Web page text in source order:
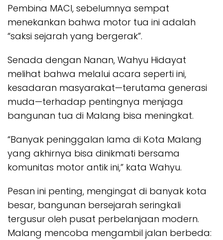
Pembina MACI, sebelumnya sempat
menekankan bahwa motor tua ini adalah
“saksi sejarah yang bergerak”.
Senada dengan Nanan, Wahyu Hidayat
melihat bahwa melalui acara seperti ini,
kesadaran masyarakat—terutama generasi
muda—terhadap pentingnya menjaga
bangunan tua di Malang bisa meningkat.
“Banyak peninggalan lama di Kota Malang
yang akhirnya bisa dinikmati bersama
komunitas motor antik ini,” kata Wahyu.
Pesan ini penting, mengingat di banyak kota
besar, bangunan bersejarah seringkali
tergusur oleh pusat perbelanjaan modern.
Malang mencoba mengambil jalan berbeda: